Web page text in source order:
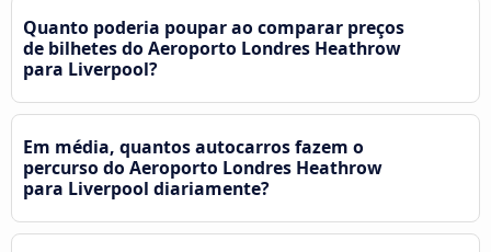
Quanto poderia poupar ao comparar preços
de bilhetes do Aeroporto Londres Heathrow
para Liverpool?
Em média, quantos autocarros fazem o
percurso do Aeroporto Londres Heathrow
para Liverpool diariamente?